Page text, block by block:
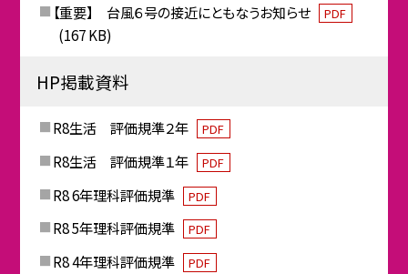
【重要】 台風６号の接近にともなうお知らせ PDF
(167 KB)
HP掲載資料
R8生活 評価規準２年 PDF
R8生活 評価規準１年 PDF
R8 6年理科評価規準 PDF
R8 5年理科評価規準 PDF
R8 4年理科評価規準 PDF